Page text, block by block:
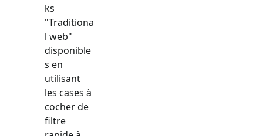
ks
"Traditiona
l web"
disponible
s en
utilisant
les cases à
cocher de
filtre